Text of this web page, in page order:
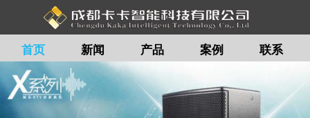
首页 新闻 产品 案例 联系
留言